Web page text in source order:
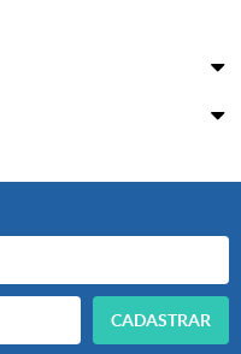
CADASTRAR